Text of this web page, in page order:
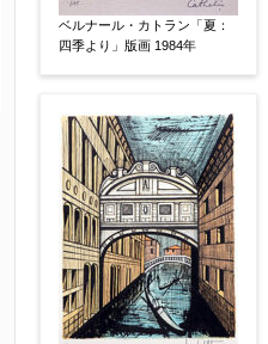
ベルナール・カトラン「夏：
四季より」版画 1984年